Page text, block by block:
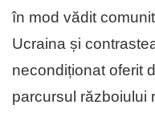
în mod vădit
Ucraina și
necondiționat oferit
parcursul războiului